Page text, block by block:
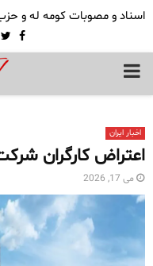
اسناد و مصوبات کومه له و
PRIMARY
اخبار ایران
اعتراض کارگران
می 17, 2026